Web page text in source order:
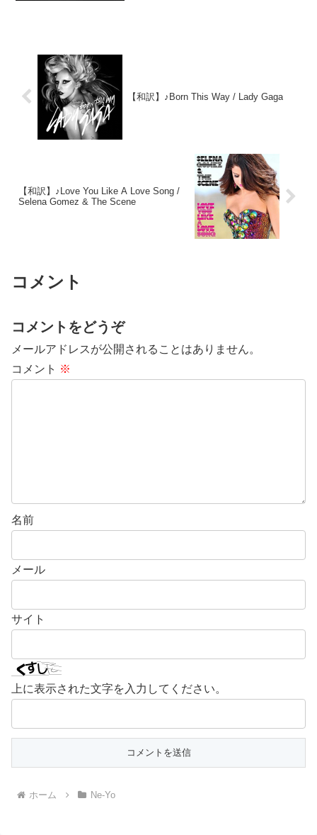
【和訳】♪Born This Way / Lady Gaga
【和訳】♪Love You Like A Love Song /
Selena Gomez & The Scene
コメント
コメントをどうぞ
メールアドレスが公開されることはありません。
コメント ※
名前
メール
サイト
上に表示された文字を入力してください。
ホーム Ne-Yo